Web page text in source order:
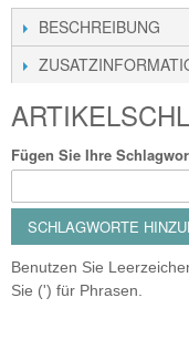
BESCHREIBUNG
Fügen Sie Ihre
SCHLAGWORTE
Benutzen Sie
Sie (') für Phrasen.